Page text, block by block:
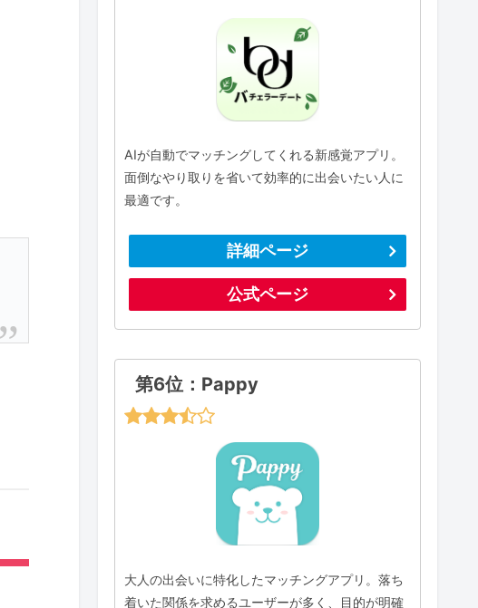
AIが自動でマッチングしてくれる新感覚アプリ。
面倒なやり取りを省いて効率的に出会いたい人に
最適です。
詳細ページ
公式ページ
第6位：Pappy
大人の出会いに特化したマッチングアプリ。落ち
着いた関係を求めるユーザーが多く、目的が明確